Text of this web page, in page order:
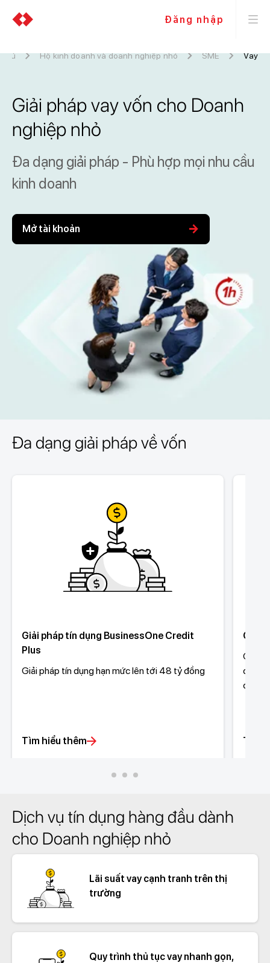
Đăng nhập
chủ Hộ kinh doanh và doanh nghiệp nhỏ SME Vay
Giải pháp vay vốn cho Doanh
nghiệp nhỏ
Đa dạng giải pháp - Phù hợp mọi nhu cầu
kinh doanh
Mở tài khoản arrow_forward
Đa dạng giải pháp về vốn
Giải pháp tín dụng BusinessOne Credit
Plus
Giải pháp tín dụng hạn mức lên tới 48 tỷ đồng
Tìm hiểu thêm
Giải
Giải
đồng,
động
Tìm
Dịch vụ tín dụng hàng đầu dành
cho Doanh nghiệp nhỏ
Lãi suất vay cạnh tranh trên thị
trường
Quy trình thủ tục vay nhanh gọn,